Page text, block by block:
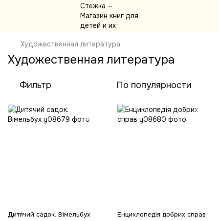
Художественная литература
Художественная литература
Фильтр По популярности
Дитячий садок. Вімельбух Енциклопедія добрих справ